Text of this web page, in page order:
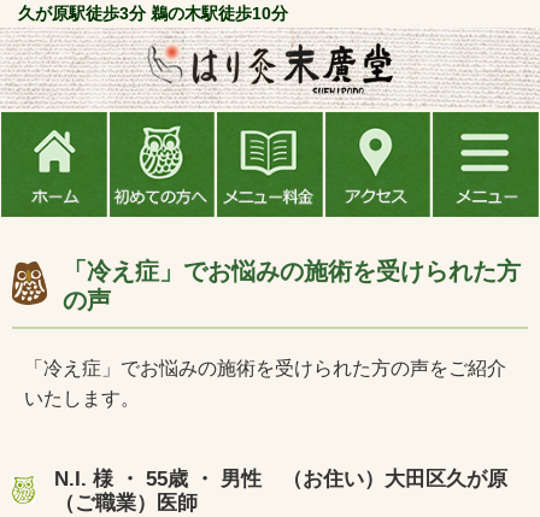
久が原駅徒歩3分 鵜の木駅徒歩10分
「冷え症」でお悩みの施術を受けられた方
の声
「冷え症」でお悩みの施術を受けられた方の声をご紹介
いたします。
N.I. 様 ・ 55歳 ・ 男性 （お住い）大田区久が原
（ご職業）医師